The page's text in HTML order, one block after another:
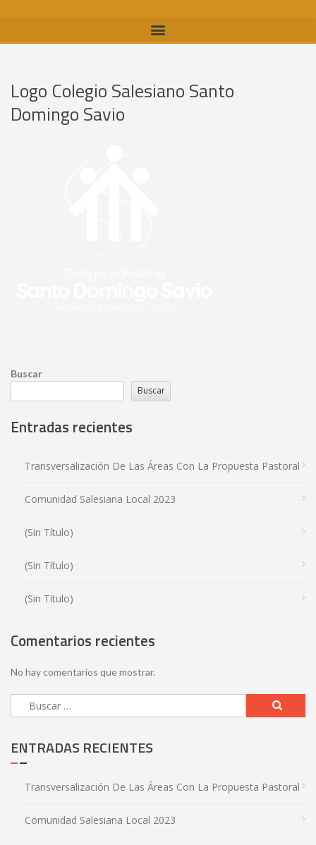
Logo Colegio Salesiano Santo
Domingo Savio
Buscar
Buscar
Entradas recientes
Transversalización De Las Áreas Con La Propuesta Pastoral
Comunidad Salesiana Local 2023
(sin Título)
(sin Título)
(sin Título)
Comentarios recientes
No hay comentarios que mostrar.
ENTRADAS RECIENTES
Transversalización De Las Áreas Con La Propuesta Pastoral
Comunidad Salesiana Local 2023